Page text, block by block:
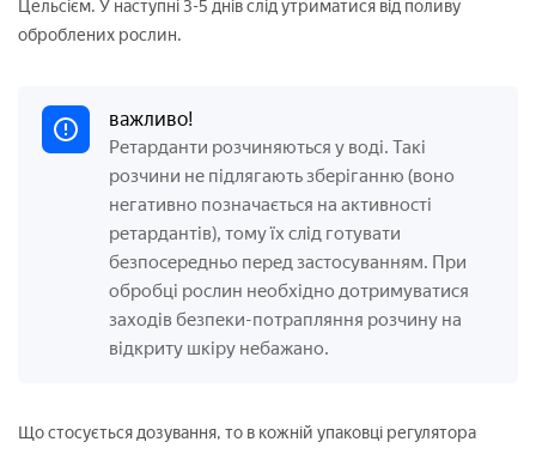
Цельсієм. У наступні 3-5 днів слід утриматися від поливу
оброблених рослин.
важливо!
Ретарданти розчиняються у воді. Такі
розчини не підлягають зберіганню (воно
негативно позначається на активності
ретардантів), тому їх слід готувати
безпосередньо перед застосуванням. При
обробці рослин необхідно дотримуватися
заходів безпеки-потрапляння розчину на
відкриту шкіру небажано.
Що стосується дозування, то в кожній упаковці регулятора